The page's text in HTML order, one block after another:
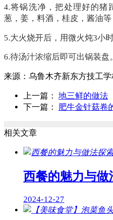
4.将锅洗净，把处理好的猪
葱，姜，料酒，桂皮，酱油等
5.大火烧开后，用微火炖3小
6.待汤汁浓缩后即可出锅装盘。
来源： 乌鲁木齐新东方技工学
上一篇： 地三鲜的做法
下一篇： 肥牛金针菇卷
相关文章
西餐的魅力与做
2024-12-27